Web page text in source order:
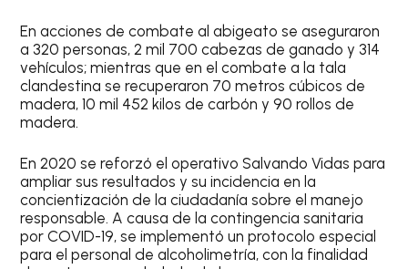
En acciones de combate al abigeato se aseguraron
a 320 personas, 2 mil 700 cabezas de ganado y 314
vehículos; mientras que en el combate a la tala
clandestina se recuperaron 70 metros cúbicos de
madera, 10 mil 452 kilos de carbón y 90 rollos de
madera.
En 2020 se reforzó el operativo Salvando Vidas para
ampliar sus resultados y su incidencia en la
concientización de la ciudadanía sobre el manejo
responsable. A causa de la contingencia sanitaria
por COVID-19, se implementó un protocolo especial
para el personal de alcoholimetría, con la finalidad